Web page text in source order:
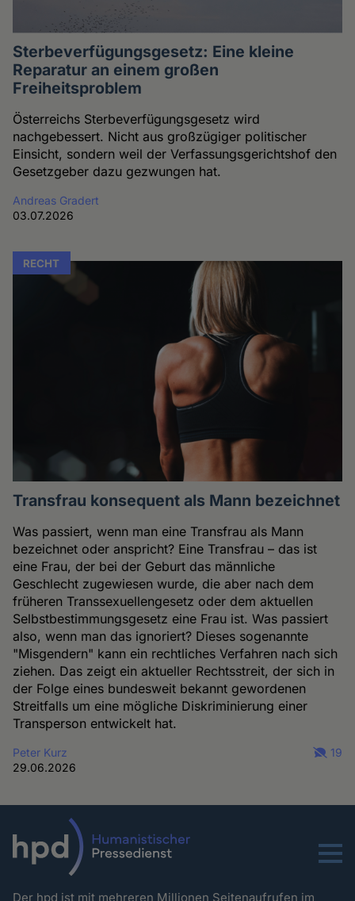
Sterbeverfügungsgesetz: Eine kleine
Reparatur an einem großen
Freiheitsproblem
Österreichs Sterbeverfügungsgesetz wird
nachgebessert. Nicht aus großzügiger politischer
Einsicht, sondern weil der Verfassungsgerichtshof den
Gesetzgeber dazu gezwungen hat.
Andreas Gradert
03.07.2026
RECHT
Transfrau konsequent als Mann bezeichnet
Was passiert, wenn man eine Transfrau als Mann
bezeichnet oder anspricht? Eine Transfrau – das ist
eine Frau, der bei der Geburt das männliche
Geschlecht zugewiesen wurde, die aber nach dem
früheren Transsexuellengesetz oder dem aktuellen
Selbstbestimmungsgesetz eine Frau ist. Was passiert
also, wenn man das ignoriert? Dieses sogenannte
"Misgendern" kann ein rechtliches Verfahren nach sich
ziehen. Das zeigt ein aktueller Rechtsstreit, der sich in
der Folge eines bundesweit bekannt gewordenen
Streitfalls um eine mögliche Diskriminierung einer
Transperson entwickelt hat.
Peter Kurz
29.06.2026
19
Menu
Der hpd ist mit mehreren Millionen Seitenaufrufen im